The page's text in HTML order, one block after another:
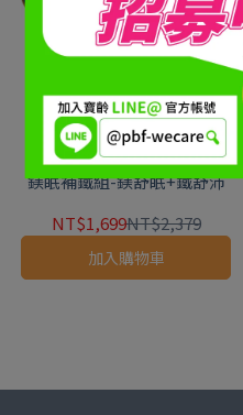
鎂眠補鐵組-鎂舒眠+鐵舒沛
NT$1,699NT$2,379
加入購物車